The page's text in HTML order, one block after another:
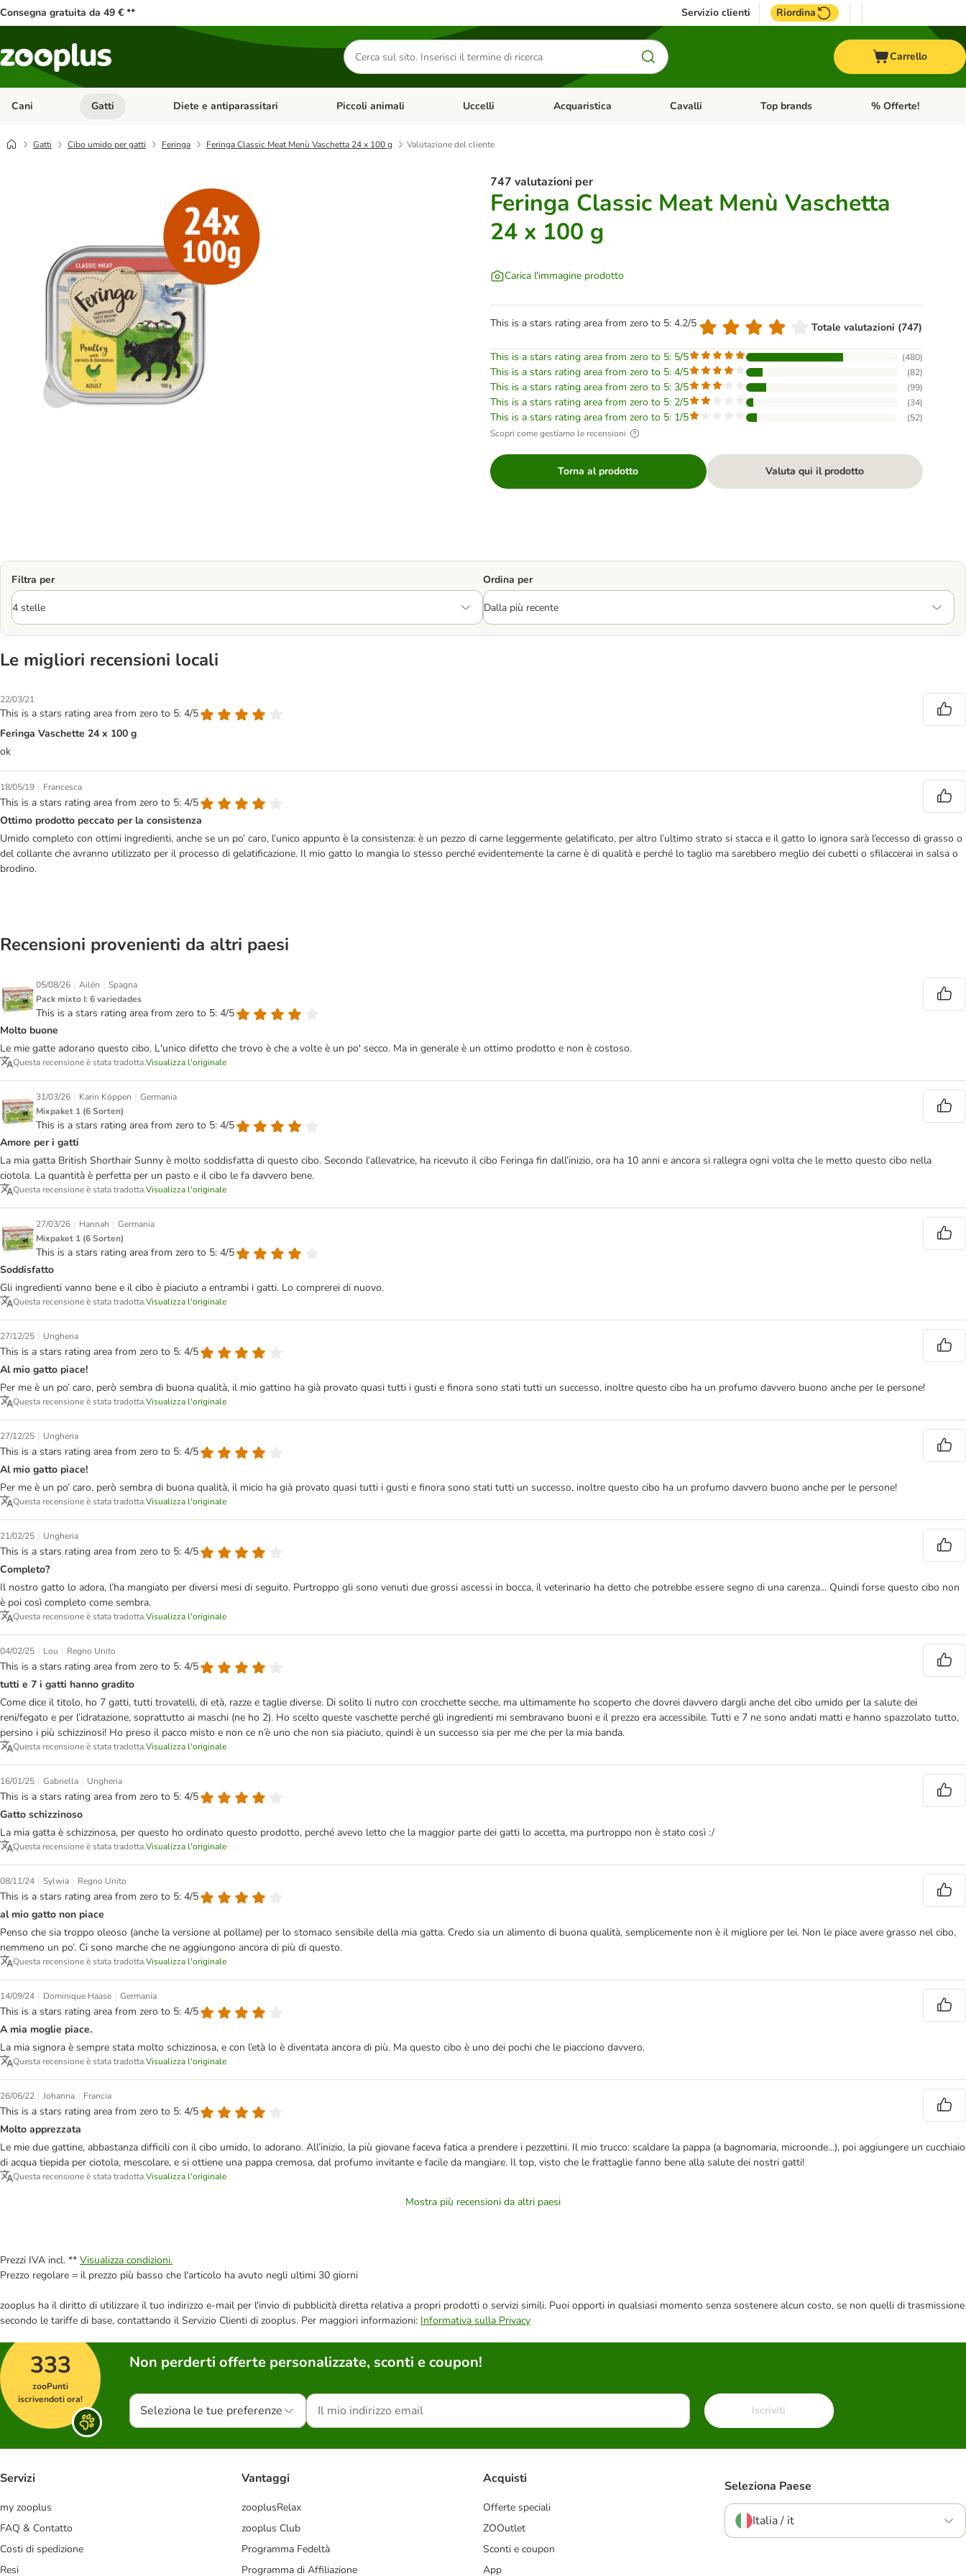
Consegna gratuita da 49 € ** Servizio clienti Riordina
Cerca
prodotti
Carrello
Cani Apri Menu Categoria: Cani
Gatti Apri Menu Categoria: Gatti
Diete e antiparassitari Apri Menu Categoria: Diete e antiparassitari
Piccoli animali Apri Menu Categoria: Piccoli animali
Uccelli Apri Menu Categoria: Uccelli
Acquaristica Apri Menu Categoria: Acquaristica
Cavalli Apri Menu Categoria: Cavalli
Top brands Apri Menu Categoria:
% Offerte!
Gatti Cibo umido per gatti Feringa Feringa Classic Meat Menù Vaschetta 24 x 100 g Valutazione del cliente
747 valutazioni per
Feringa Classic Meat Menù Vaschetta
24 x 100 g
Carica l'immagine prodotto
This is a stars rating area from zero to 5: 4.2/5 Totale valutazioni (747)
This is a stars rating area from zero to 5: 5/5 (480)
This is a stars rating area from zero to 5: 4/5 (82)
This is a stars rating area from zero to 5: 3/5 (99)
This is a stars rating area from zero to 5: 2/5 (34)
This is a stars rating area from zero to 5: 1/5 (52)
Scopri come gestiamo le recensioni
Torna al prodotto Valuta qui il prodotto
Filtra per Ordina per
Le migliori recensioni locali
22/03/21
This is a stars rating area from zero to 5: 4/5
Feringa Vaschette 24 x 100 g
ok
18/05/19 | Francesca
This is a stars rating area from zero to 5: 4/5
Ottimo prodotto peccato per la consistenza
Umido completo con ottimi ingredienti, anche se un po’ caro, l’unico appunto è la consistenza: è un pezzo di carne leggermente gelatificato, per altro l’ultimo strato si stacca e il gatto lo ignora sarà l’eccesso di grasso o
del collante che avranno utilizzato per il processo di gelatificazione. Il mio gatto lo mangia lo stesso perché evidentemente la carne è di qualità e perché lo taglio ma sarebbero meglio dei cubetti o sfilaccerai in salsa o
brodino.
Recensioni provenienti da altri paesi
05/08/26 | Ailén | Spagna
Pack mixto I: 6 variedades
This is a stars rating area from zero to 5: 4/5
Molto buone
Le mie gatte adorano questo cibo. L'unico difetto che trovo è che a volte è un po' secco. Ma in generale è un ottimo prodotto e non è costoso.
Questa recensione è stata tradotta.Visualizza l'originale
31/03/26 | Karin Köppen | Germania
Mixpaket 1 (6 Sorten)
This is a stars rating area from zero to 5: 4/5
Amore per i gatti
La mia gatta British Shorthair Sunny è molto soddisfatta di questo cibo. Secondo l’allevatrice, ha ricevuto il cibo Feringa fin dall’inizio, ora ha 10 anni e ancora si rallegra ogni volta che le metto questo cibo nella
ciotola. La quantità è perfetta per un pasto e il cibo le fa davvero bene.
Questa recensione è stata tradotta.Visualizza l'originale
27/03/26 | Hannah | Germania
Mixpaket 1 (6 Sorten)
This is a stars rating area from zero to 5: 4/5
Soddisfatto
Gli ingredienti vanno bene e il cibo è piaciuto a entrambi i gatti. Lo comprerei di nuovo.
Questa recensione è stata tradotta.Visualizza l'originale
27/12/25 | Ungheria
This is a stars rating area from zero to 5: 4/5
Al mio gatto piace!
Per me è un po’ caro, però sembra di buona qualità, il mio gattino ha già provato quasi tutti i gusti e finora sono stati tutti un successo, inoltre questo cibo ha un profumo davvero buono anche per le persone!
Questa recensione è stata tradotta.Visualizza l'originale
27/12/25 | Ungheria
This is a stars rating area from zero to 5: 4/5
Al mio gatto piace!
Per me è un po’ caro, però sembra di buona qualità, il micio ha già provato quasi tutti i gusti e finora sono stati tutti un successo, inoltre questo cibo ha un profumo davvero buono anche per le persone!
Questa recensione è stata tradotta.Visualizza l'originale
21/02/25 | Ungheria
This is a stars rating area from zero to 5: 4/5
Completo?
Il nostro gatto lo adora, l’ha mangiato per diversi mesi di seguito. Purtroppo gli sono venuti due grossi ascessi in bocca, il veterinario ha detto che potrebbe essere segno di una carenza... Quindi forse questo cibo non
è poi così completo come sembra.
Questa recensione è stata tradotta.Visualizza l'originale
04/02/25 | Lou | Regno Unito
This is a stars rating area from zero to 5: 4/5
tutti e 7 i gatti hanno gradito
Come dice il titolo, ho 7 gatti, tutti trovatelli, di età, razze e taglie diverse. Di solito li nutro con crocchette secche, ma ultimamente ho scoperto che dovrei davvero dargli anche del cibo umido per la salute dei
reni/fegato e per l’idratazione, soprattutto ai maschi (ne ho 2). Ho scelto queste vaschette perché gli ingredienti mi sembravano buoni e il prezzo era accessibile. Tutti e 7 ne sono andati matti e hanno spazzolato tutto,
persino i più schizzinosi! Ho preso il pacco misto e non ce n’è uno che non sia piaciuto, quindi è un successo sia per me che per la mia banda.
Questa recensione è stata tradotta.Visualizza l'originale
16/01/25 | Gabriella | Ungheria
This is a stars rating area from zero to 5: 4/5
Gatto schizzinoso
La mia gatta è schizzinosa, per questo ho ordinato questo prodotto, perché avevo letto che la maggior parte dei gatti lo accetta, ma purtroppo non è stato così :/
Questa recensione è stata tradotta.Visualizza l'originale
08/11/24 | Sylwia | Regno Unito
This is a stars rating area from zero to 5: 4/5
al mio gatto non piace
Penso che sia troppo oleoso (anche la versione al pollame) per lo stomaco sensibile della mia gatta. Credo sia un alimento di buona qualità, semplicemente non è il migliore per lei. Non le piace avere grasso nel cibo,
nemmeno un po’. Ci sono marche che ne aggiungono ancora di più di questo.
Questa recensione è stata tradotta.Visualizza l'originale
14/09/24 | Dominique Haase | Germania
This is a stars rating area from zero to 5: 4/5
A mia moglie piace.
La mia signora è sempre stata molto schizzinosa, e con l’età lo è diventata ancora di più. Ma questo cibo è uno dei pochi che le piacciono davvero.
Questa recensione è stata tradotta.Visualizza l'originale
26/06/22 | Johanna | Francia
This is a stars rating area from zero to 5: 4/5
Molto apprezzata
Le mie due gattine, abbastanza difficili con il cibo umido, lo adorano. All’inizio, la più giovane faceva fatica a prendere i pezzettini. Il mio trucco: scaldare la pappa (a bagnomaria, microonde...), poi aggiungere un cucchiaio
di acqua tiepida per ciotola, mescolare, e si ottiene una pappa cremosa, dal profumo invitante e facile da mangiare. Il top, visto che le frattaglie fanno bene alla salute dei nostri gatti!
Questa recensione è stata tradotta.Visualizza l'originale
Mostra più recensioni da altri paesi
Prezzi IVA incl. ** Visualizza condizioni.
Prezzo regolare = il prezzo più basso che l'articolo ha avuto negli ultimi 30 giorni
zooplus ha il diritto di utilizzare il tuo indirizzo e-mail per l'invio di pubblicità diretta relativa a propri prodotti o servizi simili. Puoi opporti in qualsiasi momento senza sostenere alcun costo, se non quelli di trasmissione
secondo le tariffe di base, contattando il Servizio Clienti di zooplus. Per maggiori informazioni: Informativa sulla Privacy
333
zooPunti
iscrivendoti ora!
Non perderti offerte personalizzate, sconti e coupon!
Seleziona le tue preferenze Iscriviti
Servizi
my zooplus
FAQ & Contatto
Costi di spedizione
Resi
Vantaggi
zooplusRelax
zooplus Club
Programma Fedeltà
Programma di Affiliazione
Acquisti
Offerte speciali
ZOOutlet
Sconti e coupon
App
Seleziona Paese
Italia / it